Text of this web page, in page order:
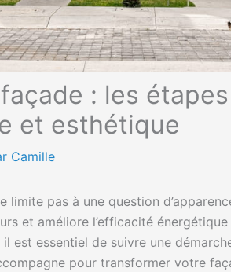
: les
et esthétique
Camille
limite pas à une question
et améliore l’efficacité
il est essentiel de suivre une
pour transformer votre